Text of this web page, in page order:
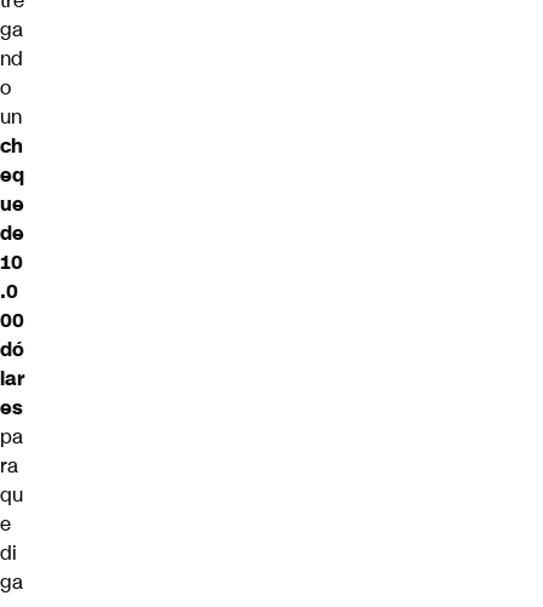
ga
nd
o
un
ch
eq
ue
de
10
.0
00
dó
lar
es
pa
ra
qu
e
di
ga